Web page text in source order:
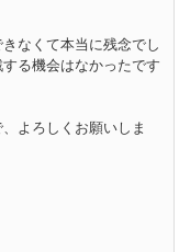
なくて本当に残念でし
る機会はなかったです
よろしくお願いしま